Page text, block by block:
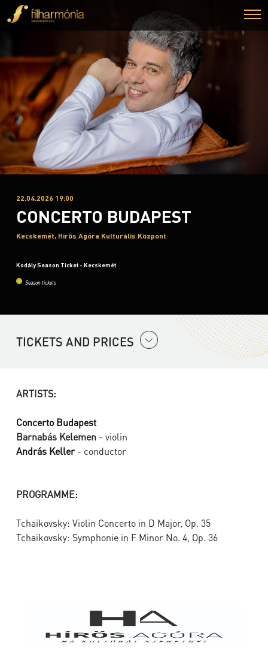
22.04.2026 19:00
CONCERTO BUDAPEST
Kecskemét, Hírös Agóra Kulturális Központ
Kodály Season Ticket - Kecskemét
Season tickets
TICKETS AND PRICES
ARTISTS:
Concerto Budapest
Barnabás Kelemen - violin
András Keller- conductor
PROGRAMME:
Tchaikovsky: Violin Concerto in D Major, Op. 35
Tchaikovsky: Symphonie in F Minor No. 4, Op. 36